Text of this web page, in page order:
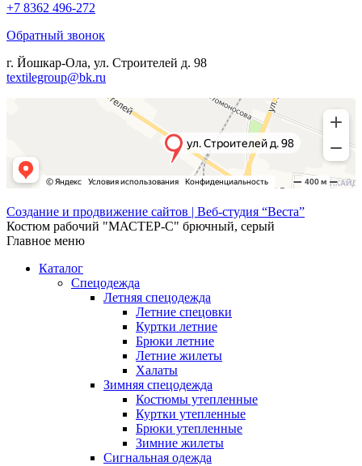
+7 8362 496-272
Обратный звонок
г. Йошкар-Ола, ул. Строителей д. 98
textilegroup@bk.ru
Создание и продвижение сайтов | Веб-студия “Веста”
Костюм рабочий "МАСТЕР-С" брючный, серый
Главное меню
Каталог
Спецодежда
Летняя спецодежда
Летние спецовки
Куртки летние
Брюки летние
Летние жилеты
Халаты
Зимняя спецодежда
Костюмы утепленные
Куртки утепленные
Брюки утепленные
Зимние жилеты
Сигнальная одежда